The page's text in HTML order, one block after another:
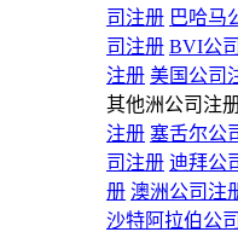
司注册 巴哈马
司注册 BVI公
注册 美国公司
其他洲公司注
注册 塞舌尔公
司注册 迪拜公
册 澳洲公司注
沙特阿拉伯公